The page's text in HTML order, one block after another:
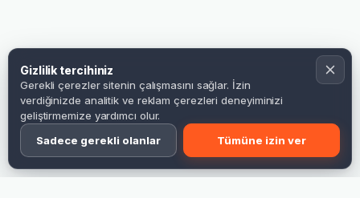
Gizlilik tercihiniz
Gerekli çerezler sitenin çalışmasını sağlar. İzin
verdiğinizde analitik ve reklam çerezleri deneyiminizi
geliştirmemize yardımcı olur.
Sadece gerekli olanlar
Tümüne izin ver